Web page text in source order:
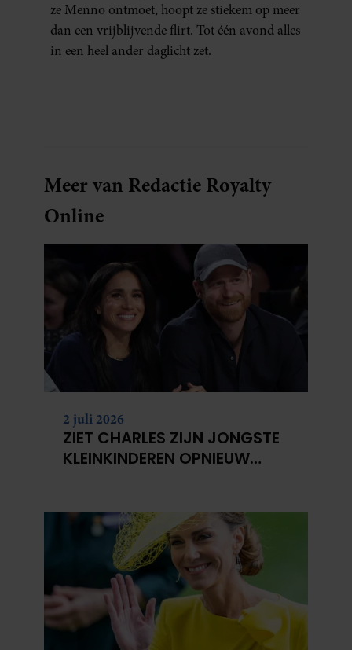
ze Menno ontmoet, hoopt ze stiekem op meer
dan een vrijblijvende flirt. Tot één avond alles
in een heel ander daglicht zet.
Meer van Redactie Royalty
Online
2 juli 2026
ZIET CHARLES ZIJN JONGSTE
KLEINKINDEREN OPNIEUW